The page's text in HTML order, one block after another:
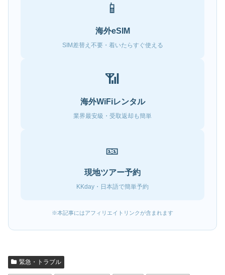
📱
海外eSIM
SIM差替え不要・着いたらすぐ使える
📶
海外WiFiレンタル
業界最安級・受取返却も簡単
🎫
現地ツアー予約
KKday・日本語で簡単予約
※本記事にはアフィリエイトリンクが含まれます
緊急・トラブル